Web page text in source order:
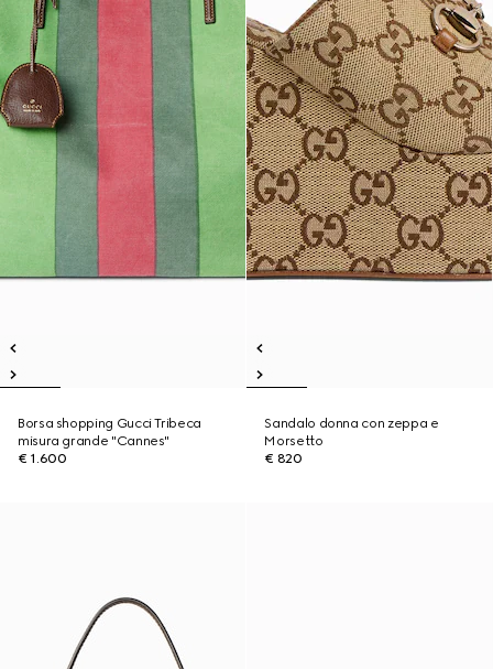
Borsa shopping Gucci Tribeca
misura grande "Cannes"
€ 1.600
Sandalo donna con zeppa e
Morsetto
€ 820